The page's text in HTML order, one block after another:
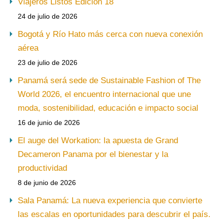
24 de julio de 2026
Bogotá y Río Hato más cerca con nueva conexión
aérea
23 de julio de 2026
Panamá será sede de Sustainable Fashion of The
World 2026, el encuentro internacional que une
moda, sostenibilidad, educación e impacto social
16 de junio de 2026
El auge del Workation: la apuesta de Grand
Decameron Panama por el bienestar y la
productividad
8 de junio de 2026
Sala Panamá: La nueva experiencia que convierte
las escalas en oportunidades para descubrir el país.